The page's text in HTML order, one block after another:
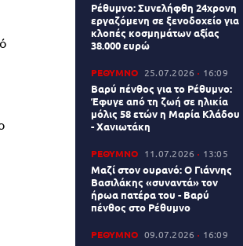
Ρέθυμνο: Συνελήφθη 24χρονη
εργαζόμενη σε ξενοδοχείο για
κλοπές κοσμημάτων αξίας
38.000 ευρώ
ΡΕΘΥΜΝΟ 25.07.2026 16:09
Βαρύ πένθος για το Ρέθυμνο:
Έφυγε από τη ζωή σε ηλικία
μόλις 58 ετών η Μαρία Κλάδου
- Χανιωτάκη
ΡΕΘΥΜΝΟ 11.07.2026 13:05
Μαζί στον ουρανό: Ο Γιάννης
Βασιλάκης «συναντά» τον
ήρωα πατέρα του - Βαρύ
πένθος στο Ρέθυμνο
ΡΕΘΥΜΝΟ 09.07.2026 16:09